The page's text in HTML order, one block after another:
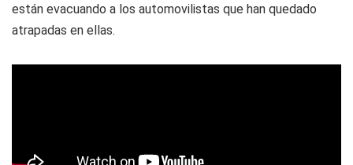
están evacuando a los automovilistas que han quedado
atrapadas en ellas.